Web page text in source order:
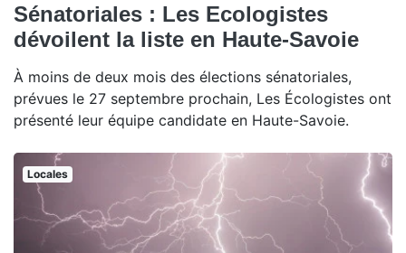
Sénatoriales : Les Ecologistes
dévoilent la liste en Haute-Savoie
À moins de deux mois des élections sénatoriales,
prévues le 27 septembre prochain, Les Écologistes ont
présenté leur équipe candidate en Haute-Savoie.
Locales